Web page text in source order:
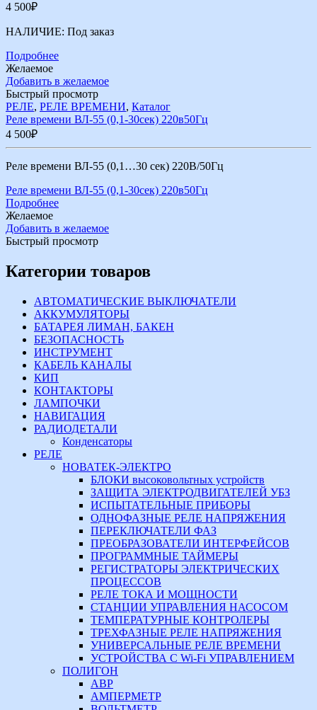
4 500₽
НАЛИЧИЕ: Под заказ
Подробнее
Желаемое
Добавить в желаемое
Быстрый просмотр
РЕЛЕ, РЕЛЕ ВРЕМЕНИ, Каталог
Реле времени ВЛ-55 (0,1-30cек) 220в50Гц
4 500₽
Реле времени ВЛ-55 (0,1…30 cек) 220В/50Гц
Реле времени ВЛ-55 (0,1-30cек) 220в50Гц
Подробнее
Желаемое
Добавить в желаемое
Быстрый просмотр
Категории товаров
АВТОМАТИЧЕСКИЕ ВЫКЛЮЧАТЕЛИ
АККУМУЛЯТОРЫ
БАТАРЕЯ ЛИМАН, БАКЕН
БЕЗОПАСНОСТЬ
ИНСТРУМЕНТ
КАБЕЛЬ КАНАЛЫ
КИП
КОНТАКТОРЫ
ЛАМПОЧКИ
НАВИГАЦИЯ
РАДИОДЕТАЛИ
Конденсаторы
РЕЛЕ
НОВАТЕК-ЭЛЕКТРО
БЛОКИ высоковольтных устройств
ЗАЩИТА ЭЛЕКТРОДВИГАТЕЛЕЙ УБЗ
ИСПЫТАТЕЛЬНЫЕ ПРИБОРЫ
ОДНОФАЗНЫЕ РЕЛЕ НАПРЯЖЕНИЯ
ПЕРЕКЛЮЧАТЕЛИ ФАЗ
ПРЕОБРАЗОВАТЕЛИ ИНТЕРФЕЙСОВ
ПРОГРАММНЫЕ ТАЙМЕРЫ
РЕГИСТРАТОРЫ ЭЛЕКТРИЧЕСКИХ
ПРОЦЕССОВ
РЕЛЕ ТОКА И МОЩНОСТИ
СТАНЦИИ УПРАВЛЕНИЯ НАСОСОМ
ТЕМПЕРАТУРНЫЕ КОНТРОЛЕРЫ
ТРЕХФАЗНЫЕ РЕЛЕ НАПРЯЖЕНИЯ
УНИВЕРСАЛЬНЫЕ РЕЛЕ ВРЕМЕНИ
УСТРОЙСТВА С Wi-Fi УПРАВЛЕНИЕМ
ПОЛИГОН
АВР
АМПЕРМЕТР